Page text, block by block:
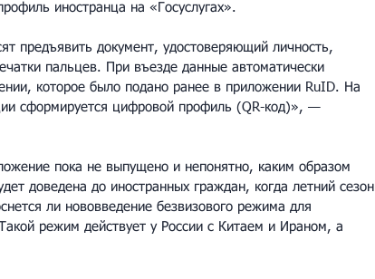
иностранца на «Госуслугах».
предъявить документ, удостоверяющий личность,
пальцев. При въезде данные автоматически
которое было подано ранее в приложении RuID. На
сформируется цифровой профиль (QR-код)», —
пока не выпущено и непонятно, каким образом
доведена до иностранных граждан, когда летний сезон
ли нововведение безвизового режима для
режим действует у России с Китаем и Ираном, а